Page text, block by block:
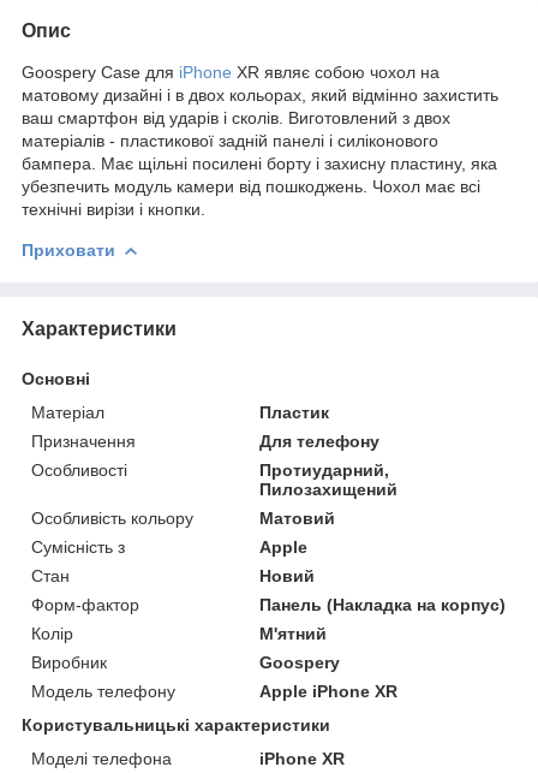
Опис
Goospery Case для iPhone XR являє собою чохол на
матовому дизайні і в двох кольорах, який відмінно захистить
ваш смартфон від ударів і сколів. Виготовлений з двох
матеріалів - пластикової задній панелі і силіконового
бампера. Має щільні посилені борту і захисну пластину, яка
убезпечить модуль камери від пошкоджень. Чохол має всі
технічні вирізи і кнопки.
Приховати
Характеристики
Основні
Матеріал
Пластик
Призначення
Для телефону
Особливості
Протиударний,
Пилозахищений
Особливість кольору
Матовий
Сумісність з
Apple
Стан
Новий
Форм-фактор
Панель (Накладка на корпус)
Колір
М'ятний
Виробник
Goospery
Модель телефону
Apple iPhone XR
Користувальницькі характеристики
Моделі телефона
iPhone XR